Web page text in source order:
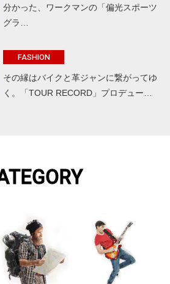
分かった、ワークマンの「偏光スポーツ
グラ…
FASHION
その縁はバイクと革ジャンに繋がってゆ
く。「TOUR RECORD」プロデュー…